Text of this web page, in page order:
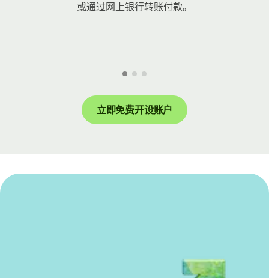
或通过网上银行转账付款。
立即免费开设账户